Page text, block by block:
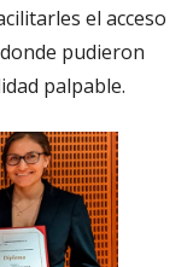
el acceso
pudieron
palpable.